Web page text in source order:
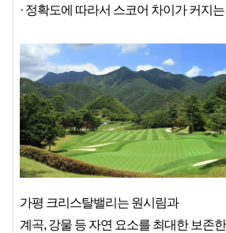
· 정확도에 따라서 스코어 차이가 커지
가평 크리스탈밸리는 원시림과
계곡, 강물 등 자연 요소를 최대한 보존